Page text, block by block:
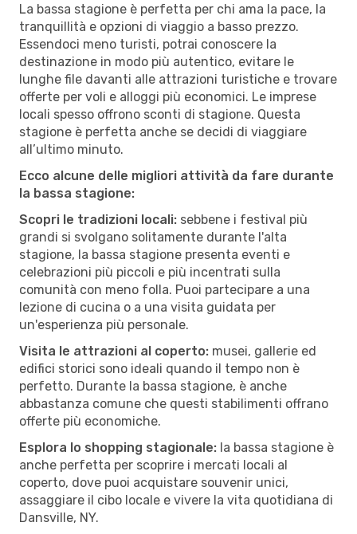
La bassa stagione è perfetta per chi ama la pace, la
tranquillità e opzioni di viaggio a basso prezzo.
Essendoci meno turisti, potrai conoscere la
destinazione in modo più autentico, evitare le
lunghe file davanti alle attrazioni turistiche e trovare
offerte per voli e alloggi più economici. Le imprese
locali spesso offrono sconti di stagione. Questa
stagione è perfetta anche se decidi di viaggiare
all’ultimo minuto.
Ecco alcune delle migliori attività da fare durante
la bassa stagione:
Scopri le tradizioni locali: sebbene i festival più
grandi si svolgano solitamente durante l'alta
stagione, la bassa stagione presenta eventi e
celebrazioni più piccoli e più incentrati sulla
comunità con meno folla. Puoi partecipare a una
lezione di cucina o a una visita guidata per
un'esperienza più personale.
Visita le attrazioni al coperto: musei, gallerie ed
edifici storici sono ideali quando il tempo non è
perfetto. Durante la bassa stagione, è anche
abbastanza comune che questi stabilimenti offrano
offerte più economiche.
Esplora lo shopping stagionale: la bassa stagione è
anche perfetta per scoprire i mercati locali al
coperto, dove puoi acquistare souvenir unici,
assaggiare il cibo locale e vivere la vita quotidiana di
Dansville, NY.